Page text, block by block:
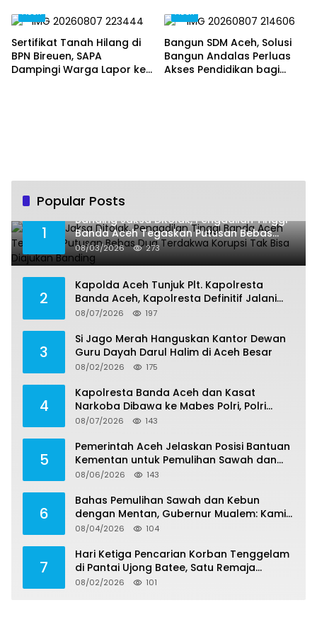
Kolaborasi
Berjalan Profesional dan
Aceh
Sertifikat Tanah Hilang di
BPN Bireuen, SAPA
Dampingi Warga Lapor ke
Aceh
Bangun SDM Aceh, Solusi
Bangun Andalas Perluas
Akses Pendidikan bagi
Popular Posts
1
Banding Jaksa Ditolak, Pengadilan Tinggi
Banda Aceh Tegaskan Putusan Bebas
Dua Terdakwa Korupsi Tak Bisa Diajukan
Banding
08/03/2026 273
2
Kapolda Aceh Tunjuk Plt. Kapolresta
Banda Aceh, Kapolresta Definitif Jalani
Pemeriksaan di Mabes Polri
08/07/2026 197
3
Si Jago Merah Hanguskan Kantor Dewan
Guru Dayah Darul Halim di Aceh Besar
08/02/2026 175
4
Kapolresta Banda Aceh dan Kasat
Narkoba Dibawa ke Mabes Polri, Polri
Tegaskan Proses Berjalan Profesional dan
08/07/2026 143
5
Pemerintah Aceh Jelaskan Posisi Bantuan
Kementan untuk Pemulihan Sawah dan
Kebun
08/06/2026 143
6
Bahas Pemulihan Sawah dan Kebun
dengan Mentan, Gubernur Mualem: Kami
Butuh Dukungan Pak Menteri
08/04/2026 104
7
Hari Ketiga Pencarian Korban Tenggelam
di Pantai Ujong Batee, Satu Remaja
Ditemukan Meninggal, Satu Masih Hilang
08/02/2026 101